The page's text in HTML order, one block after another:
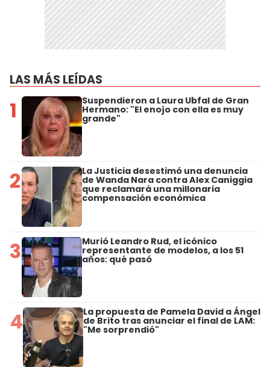
LAS MÁS LEÍDAS
1 Suspendieron a Laura Ubfal de Gran
Hermano: "El enojo con ella es muy
grande"
2 La Justicia desestimó una denuncia
de Wanda Nara contra Alex Caniggia
que reclamará una millonaria
compensación económica
3 Murió Leandro Rud, el icónico
representante de modelos, a los 51
años: qué pasó
4 La propuesta de Pamela David a Ángel
de Brito tras anunciar el final de LAM:
"Me sorprendió"